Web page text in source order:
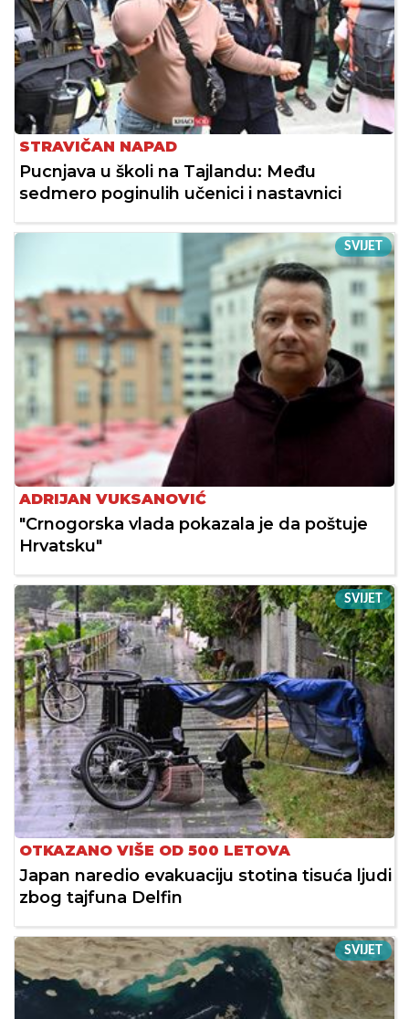
STRAVIČAN NAPAD
Pucnjava u školi na Tajlandu: Među
sedmero poginulih učenici i nastavnici
SVIJET
ADRIJAN VUKSANOVIĆ
"Crnogorska vlada pokazala je da poštuje
Hrvatsku"
SVIJET
OTKAZANO VIŠE OD 500 LETOVA
Japan naredio evakuaciju stotina tisuća ljudi
zbog tajfuna Delfin
SVIJET